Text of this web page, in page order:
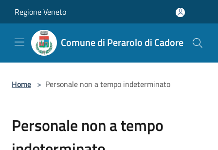
Regione Veneto
Comune di Perarolo di Cadore
Home > Personale non a tempo indeterminato
Personale non a tempo